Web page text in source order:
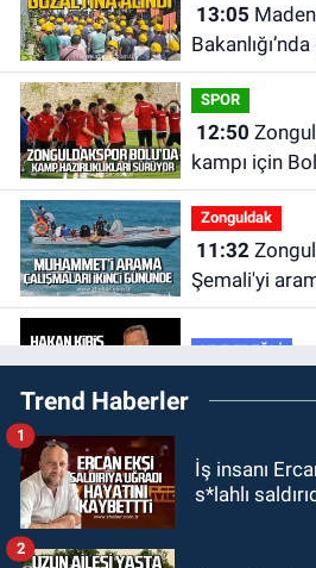
13:05
SPOR
12:50
kampı için
Zonguldak
11:32Zonguldak'ta Muhammet
Şemali'yi
gününde.
KDZ EREĞLİ
10:26Yücel Optik'ten
Trend Haberler
İş insanı
s*lahlı
1
2